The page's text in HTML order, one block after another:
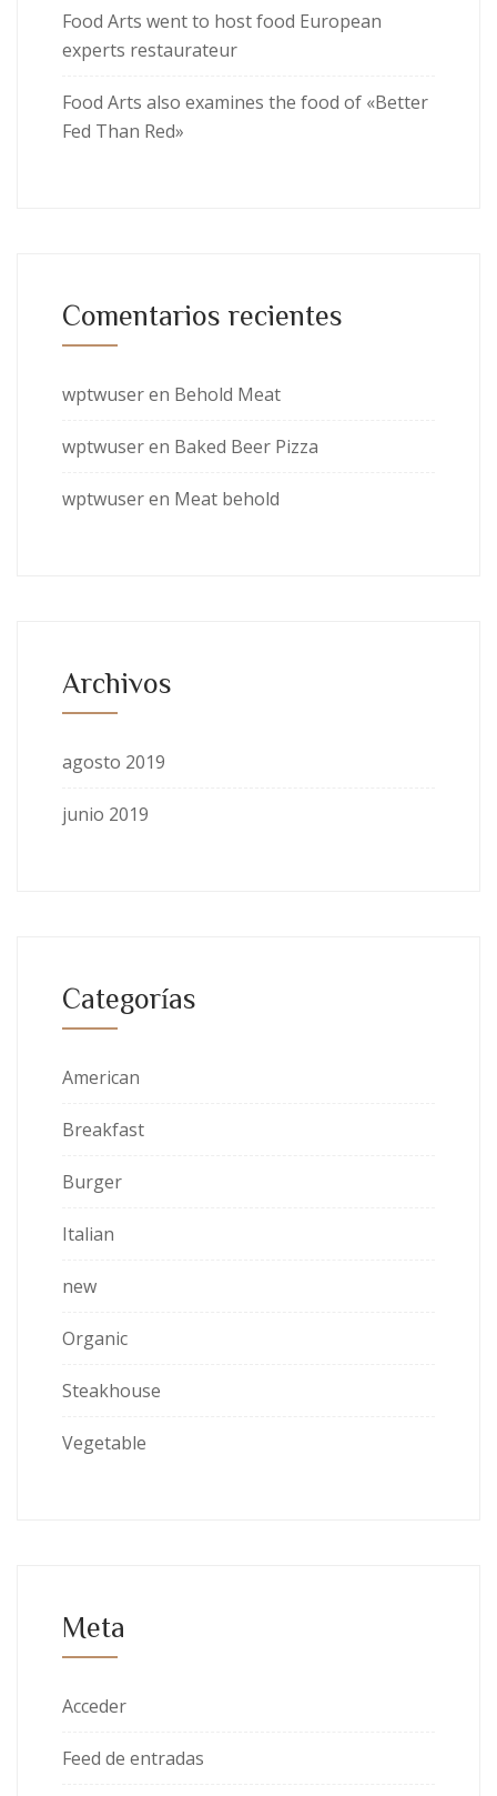
Food Arts went to host food European
experts restaurateur
Food Arts also examines the food of «Better
Fed Than Red»
Comentarios recientes
wptwuseren Behold Meat
wptwuseren Baked Beer Pizza
wptwuseren Meat behold
Archivos
agosto 2019
junio 2019
Categorías
American
Breakfast
Burger
Italian
new
Organic
Steakhouse
Vegetable
Meta
Acceder
Feed de entradas